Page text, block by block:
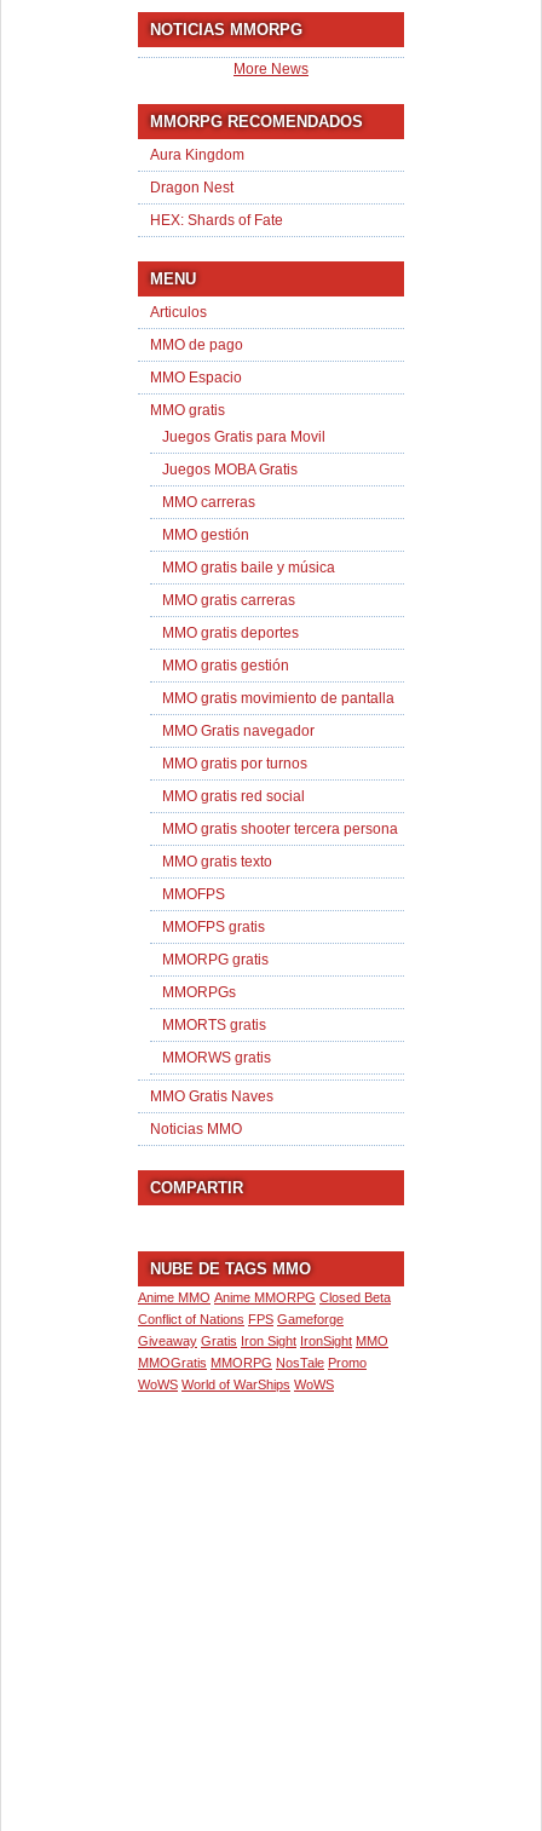
NOTICIAS MMORPG
More News
MMORPG RECOMENDADOS
Aura Kingdom
Dragon Nest
HEX: Shards of Fate
MENU
Articulos
MMO de pago
MMO Espacio
MMO gratis
Juegos Gratis para Movil
Juegos MOBA Gratis
MMO carreras
MMO gestión
MMO gratis baile y música
MMO gratis carreras
MMO gratis deportes
MMO gratis gestión
MMO gratis movimiento de pantalla
MMO Gratis navegador
MMO gratis por turnos
MMO gratis red social
MMO gratis shooter tercera persona
MMO gratis texto
MMOFPS
MMOFPS gratis
MMORPG gratis
MMORPGs
MMORTS gratis
MMORWS gratis
MMO Gratis Naves
Noticias MMO
COMPARTIR
NUBE DE TAGS MMO
Anime MMO Anime MMORPG Closed Beta
Conflict of Nations FPS Gameforge
Giveaway Gratis Iron Sight IronSight MMO
MMOGratis MMORPG NosTale Promo
WoWS World of WarShips WoWS